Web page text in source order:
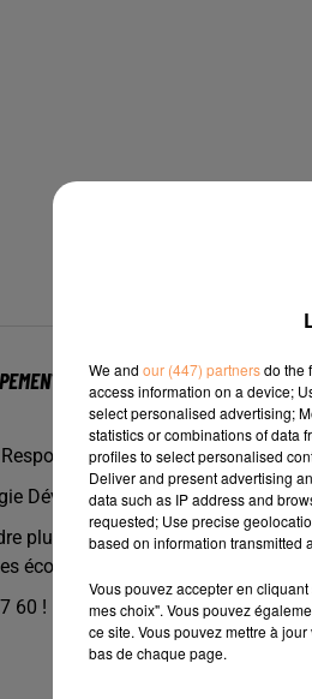
Responsable de l'agence.
Développement !
plus au sujet de l'isolation des
économies d'énergies !
60 !
We and our (447) partnersdo the
access information on a device;
select personalised advertising;
statistics or combinations of data
profiles to select personalised
Deliver and present advertising
data such as IP address and
requested; Use precise
based on information transmitted
Vous pouvez accepter en
mes choix". Vous pouvez
ce site. Vous pouvez mettre à
bas de chaque page.